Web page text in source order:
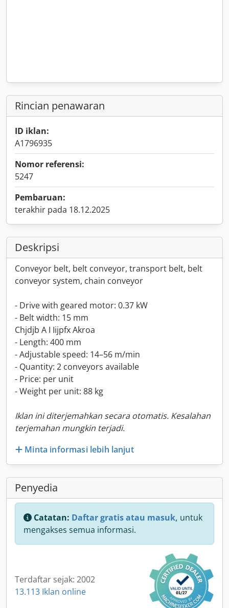
Rincian penawaran
ID iklan:
A1796935
Nomor referensi:
5247
Pembaruan:
terakhir pada 18.12.2025
Deskripsi
Conveyor belt, belt conveyor, transport belt, belt
conveyor system, chain conveyor
- Drive with geared motor: 0.37 kW
- Belt width: 15 mm
Chjdjb A I Iijpfx Akroa
- Length: 400 mm
- Adjustable speed: 14–56 m/min
- Quantity: 2 conveyors available
- Price: per unit
- Weight per unit: 88 kg
Iklan ini diterjemahkan secara otomatis. Kesalahan
terjemahan mungkin terjadi.
Minta informasi lebih lanjut
Penyedia
Catatan: Daftar gratis atau masuk, untuk
mengakses semua informasi.
Terdaftar sejak: 2002
13.113 Iklan online